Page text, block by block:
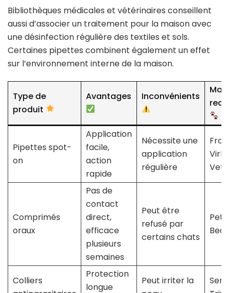
Bibliothèques médicales et vétérinaires conseillent
aussi d’associer un traitement pour la maison avec
une désinfection régulière des textiles et sols.
Certaines pipettes combinent également un effet
sur l’environnement interne de la maison.
Type de
produit
Avantages Inconvénients
Pipettes spot-
on
Application
facile,
action
rapide
Nécessite une
application
régulière
Comprimés
oraux
Pas de
contact
direct,
efficace
plusieurs
semaines
Peut être
refusé par
certains chats
Colliers
Protection
longue
Peut irriter la